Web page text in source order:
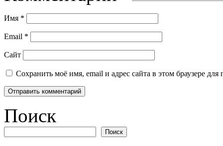
Имя *
Email *
Сайт
Сохранить моё имя, email и адрес сайта в этом браузере
Поиск
Поиск